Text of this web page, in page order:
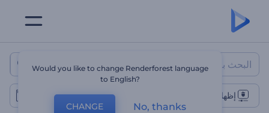
الكاشف عن شعار لقطات الحركة
إظهار الشعار القائم على لقطات
Would you like to change Renderforest language
to English?
CHANGE No, thanks